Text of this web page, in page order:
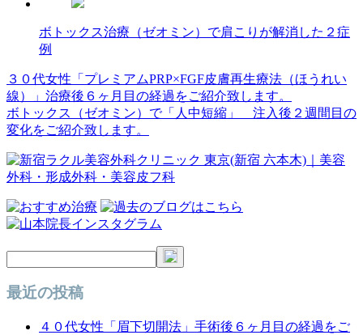
ボトックス治療（ゼオミン）で肩こりが解消した２症
例
投
稿
ナ
ビ
ゲ
ー
ョ
ン
３０代女性「プレミアムPRP×FGF皮膚再生療法（ほうれい
線）」治療後６ヶ月目の経過をご紹介致します。
ボトックス（ゼオミン）で「人中短縮」 注入後２週間目の
変化をご紹介致します。
最近の投稿
４０代女性「眉下切開法」手術後６ヶ月目の経過をご